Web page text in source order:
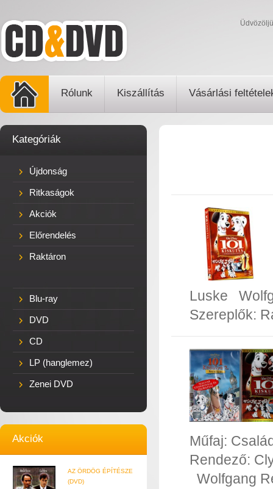
Rólunk Kiszállítás Vásárlási
Kategóriák
Újdonság
Ritkaságok
Akciók
Előrendelés
Raktáron
Blu-ray
DVD
CD
LP (hanglemez)
Zenei DVD
Akciók
AZ ÖRDÖG ÉPÍTÉSZE
(DVD)
Luske
Szereplők:
Műfaj:
Rendező:
Wolfgang